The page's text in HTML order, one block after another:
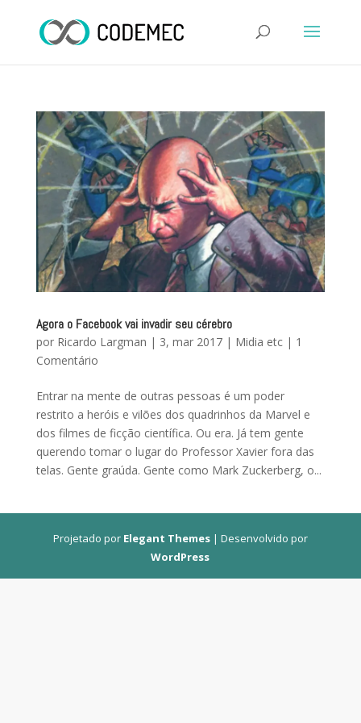
Agora o Facebook vai invadir seu cérebro
por Ricardo Largman | 3, mar 2017| Midia etc| 1
Comentário
Entrar na mente de outras pessoas é um poder
restrito a heróis e vilões dos quadrinhos da Marvel e
dos filmes de ficção científica. Ou era. Já tem gente
querendo tomar o lugar do Professor Xavier fora das
telas. Gente graúda. Gente como Mark Zuckerberg, o...
Projetado por Elegant Themes| Desenvolvido por
WordPress